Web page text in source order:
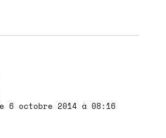
6 octobre 2014 à 08:16